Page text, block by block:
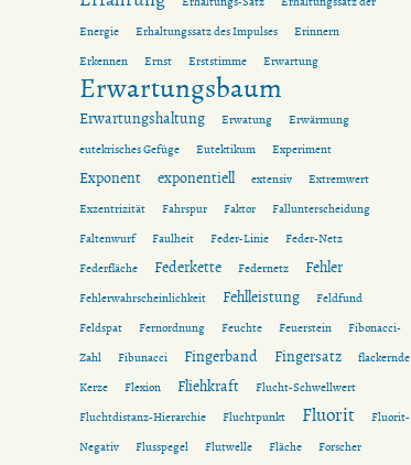
Energie
Erhaltungssatz des Impulses
Erinnern
Erkennen
Ernst Erststimme Erwartung
Erwartungsbaum
Erwartungshaltung Erwatung
Erwärmung
eutekrisches Gefüge
Eutektikum Experiment
Exponent exponentiell extensiv
Extremwert
Exzentrizität
Fahrspur Faktor
Fallunterscheidung
Faltenwurf
Faulheit Feder-Linie
Feder-Netz
Federfläche
Federkette Federnetz Fehler
Fehlerwahrscheinlichkeit Fehlleistung
Feldfund
Feldspat
Fernordnung Feuchte Feuerstein
Fibonacci-
Zahl
Fibunacci Fingerband Fingersatz
flackernde
Kerze
Flexion Fliehkraft
Flucht-Schwellwert
Fluchtdistanz-Hierarchie
Fluchtpunkt Fluorit
Fluorit-
Negativ
Flusspegel Flutwelle Fläche Forscher